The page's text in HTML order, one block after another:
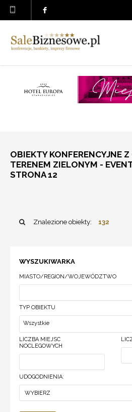
OBIEKTY KONFERENCYJNE
TERENEM ZIELONYM -
STRONA 12
Znalezione obiekty: 132
WYSZUKIWARKA
MIASTO/REGION/WOJEWÓDZTWO
TYP OBIEKTU
Wszystkie
LICZBA MIEJSC
NOCLEGOWYCH
UDOGODNIENIA:
WYBIERZ